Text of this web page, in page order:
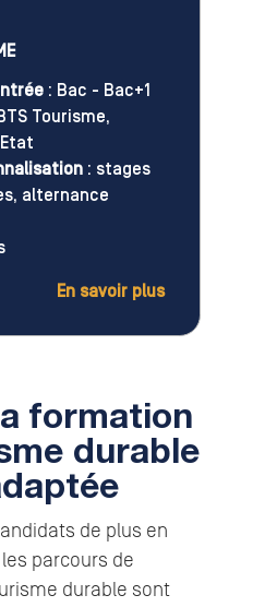
: Bac - Bac+1
Tourisme,
: stages
alternance
En savoir plus
formation
durable
de plus en
parcours de
durable sont